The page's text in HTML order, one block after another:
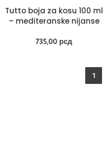
Tutto boja za kosu 100 ml
– mediteranske nijanse
735,00 рсд
1